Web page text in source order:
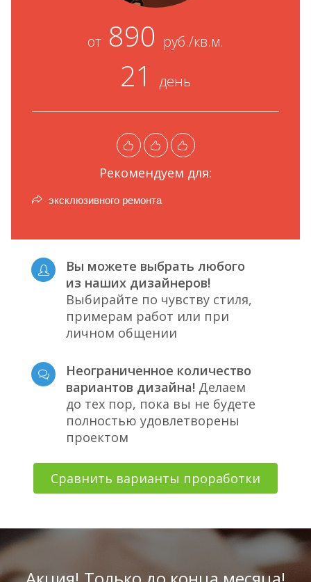
от 890 руб./кв.м.
21 день
Рекомендуем для:
эксклюзивного ремонта
Вы можете выбрать любого
из наших дизайнеров!
Выбирайте по чувству стиля,
примерам работ или при
личном общении
Неограниченное количество
вариантов дизайна! Делаем
до тех пор, пока вы не будете
полностью удовлетворены
проектом
Сравнить варианты проработки